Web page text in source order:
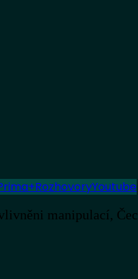
RozhovoryYoutube
manipulací,